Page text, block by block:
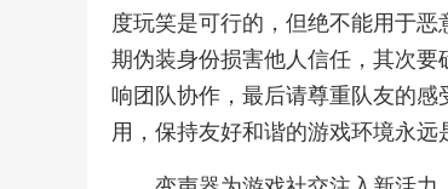
度玩笑是可行的，但绝不能用于
期伪装身份损害他人信任，其次
响团队协作，最后请尊重队友的
用，保持友好和谐的游戏环境永远